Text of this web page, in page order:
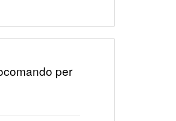
per